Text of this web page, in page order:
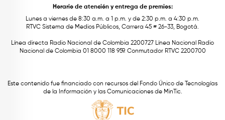
Horario de atención y entrega de premios:
Lunes a viernes de 8:30 a.m. a 1 p.m. y de 2:30 p.m. a 4:30 p.m.
RTVC Sistema de Medios Públicos, Carrera 45 # 26-33, Bogotá.
Línea directa Radio Nacional de Colombia 2200727 Línea Nacional Radio
Nacional de Colombia 01 8000 118 959. Conmutador RTVC 2200700
Este contenido fue financiado con recursos del Fondo Único de Tecnologías
de la Información y las Comunicaciones de MinTic.